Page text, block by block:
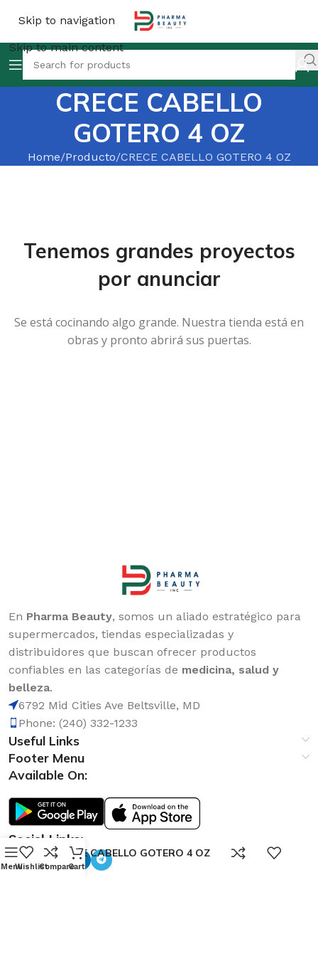
Skip to navigation
Skip to main content
CRECE CABELLO
GOTERO 4 OZ
Home Producto CRECE CABELLO GOTERO 4 OZ
Tenemos grandes proyectos
por anunciar
Se está cocinando algo grande. Nuestra tienda está en
obras y pronto abrirá sus puertas.
En Pharma Beauty, somos un aliado estratégico para
supermercados, tiendas especializadas y
distribuidores que buscan ofrecer productos
confiables en las categorías de medicina, salud y
belleza.
6792 Mid Cities Ave Beltsville, MD
Phone: (240) 332-1233
Useful Links
Footer Menu
Available On:
Social Links:
CRECE CABELLO GOTERO 4 OZ
MenuWishlistCompare
0
Cart